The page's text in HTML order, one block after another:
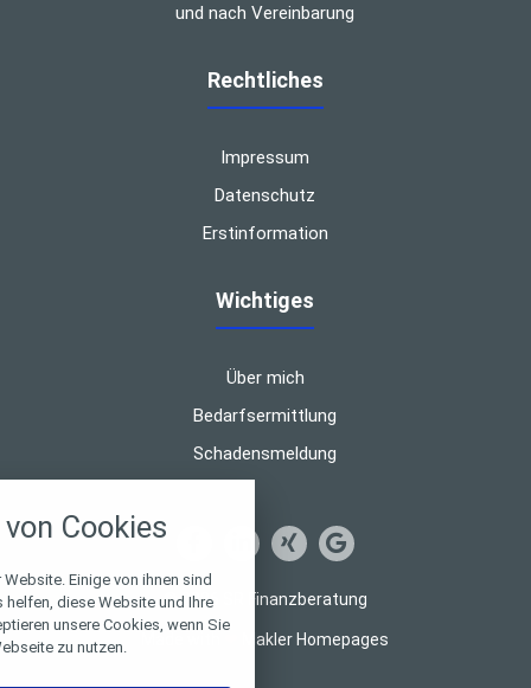
und nach Vereinbarung
Rechtliches
Impressum
Datenschutz
Erstinformation
Wichtiges
Über mich
Bedarfsermittlung
Schadensmeldung
© 2026 SR Finanzberatung
Made with Makler Homepages
Cookies
Einige von ihnen sind
diese Website und Ihre
unsere Cookies, wenn Sie
zu nutzen.
alle verwendeten Cookies und
zu blockieren.
Notwendig